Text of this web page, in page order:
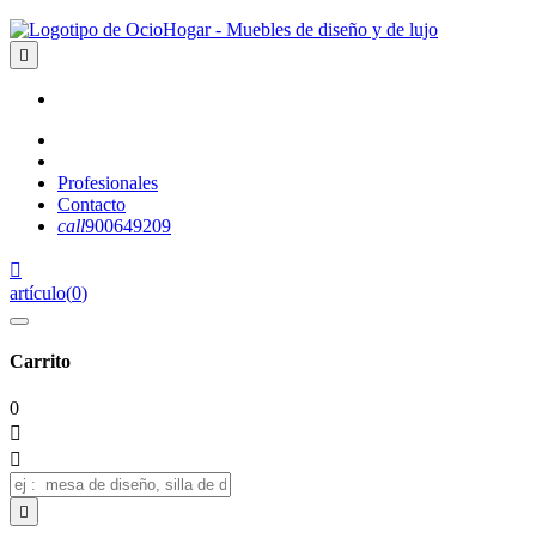

Profesionales
Contacto
call900649209

artículo(0)
Carrito
0


